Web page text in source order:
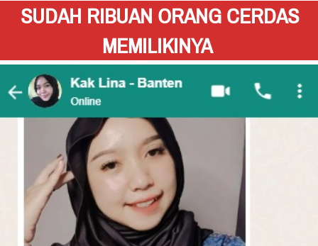
SUDAH RIBUAN ORANG CERDAS
MEMILIKINYA